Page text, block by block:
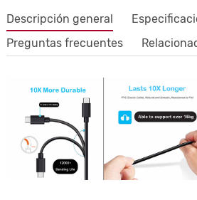
Descripción general
Preguntas frecuentes